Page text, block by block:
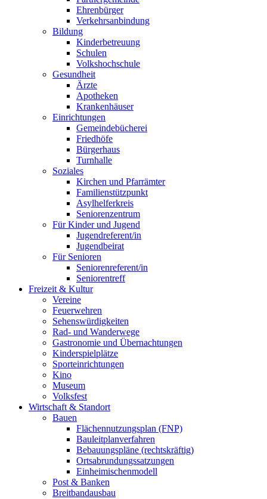
Ehrenbürger
Verkehrsanbindung
Bildung
Kinderbetreuung
Schulen
Volkshochschule
Gesundheit
Ärzte
Apotheken
Krankenhäuser
Einrichtungen
Gemeindebücherei
Friedhöfe
Bürgerhaus
Turnhalle
Soziales
Kirchen und Pfarrämter
Familienstützpunkt
Asylhelferkreis
Seniorenzentrum
Für Kinder und Jugend
Jugendreferent/in
Jugendbeirat
Für Senioren
Seniorenreferent/in
Seniorentreff
Freizeit & Kultur
Vereine
Feuerwehren
Sehenswürdigkeiten
Rad- und Wanderwege
Gastronomie und Übernachtungen
Kinderspielplätze
Sporteinrichtungen
Kino
Museum
Volksfest
Wirtschaft & Standort
Bauen
Flächennutzungsplan (FNP)
Bauleitplanverfahren
Bebauungspläne (rechtskräftig)
Ortsabrundungssatzungen
Einheimischenmodell
Post & Banken
Breitbandausbau